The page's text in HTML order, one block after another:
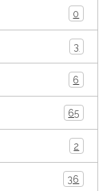
0
3
6
65
2
36